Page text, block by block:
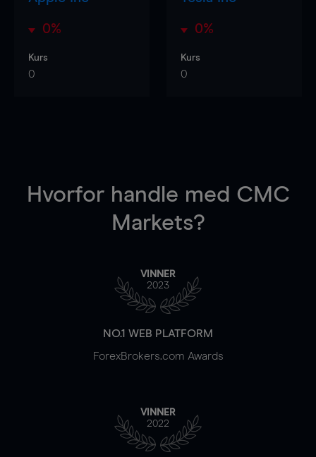
0%
Kurs
0
0%
Kurs
0
Hvorfor handle med CMC
Markets?
VINNER
2023
NO.1 WEB PLATFORM
ForexBrokers.com Awards
VINNER
2022